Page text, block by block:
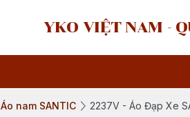
YKO VIỆT NAM -
Áo nam SANTIC 2237V - Áo Đạp Xe